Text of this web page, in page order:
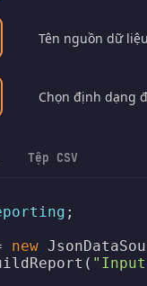
Tên nguồn dữ liệu
Chọn định dạng
Tệp CSV
;
new
(